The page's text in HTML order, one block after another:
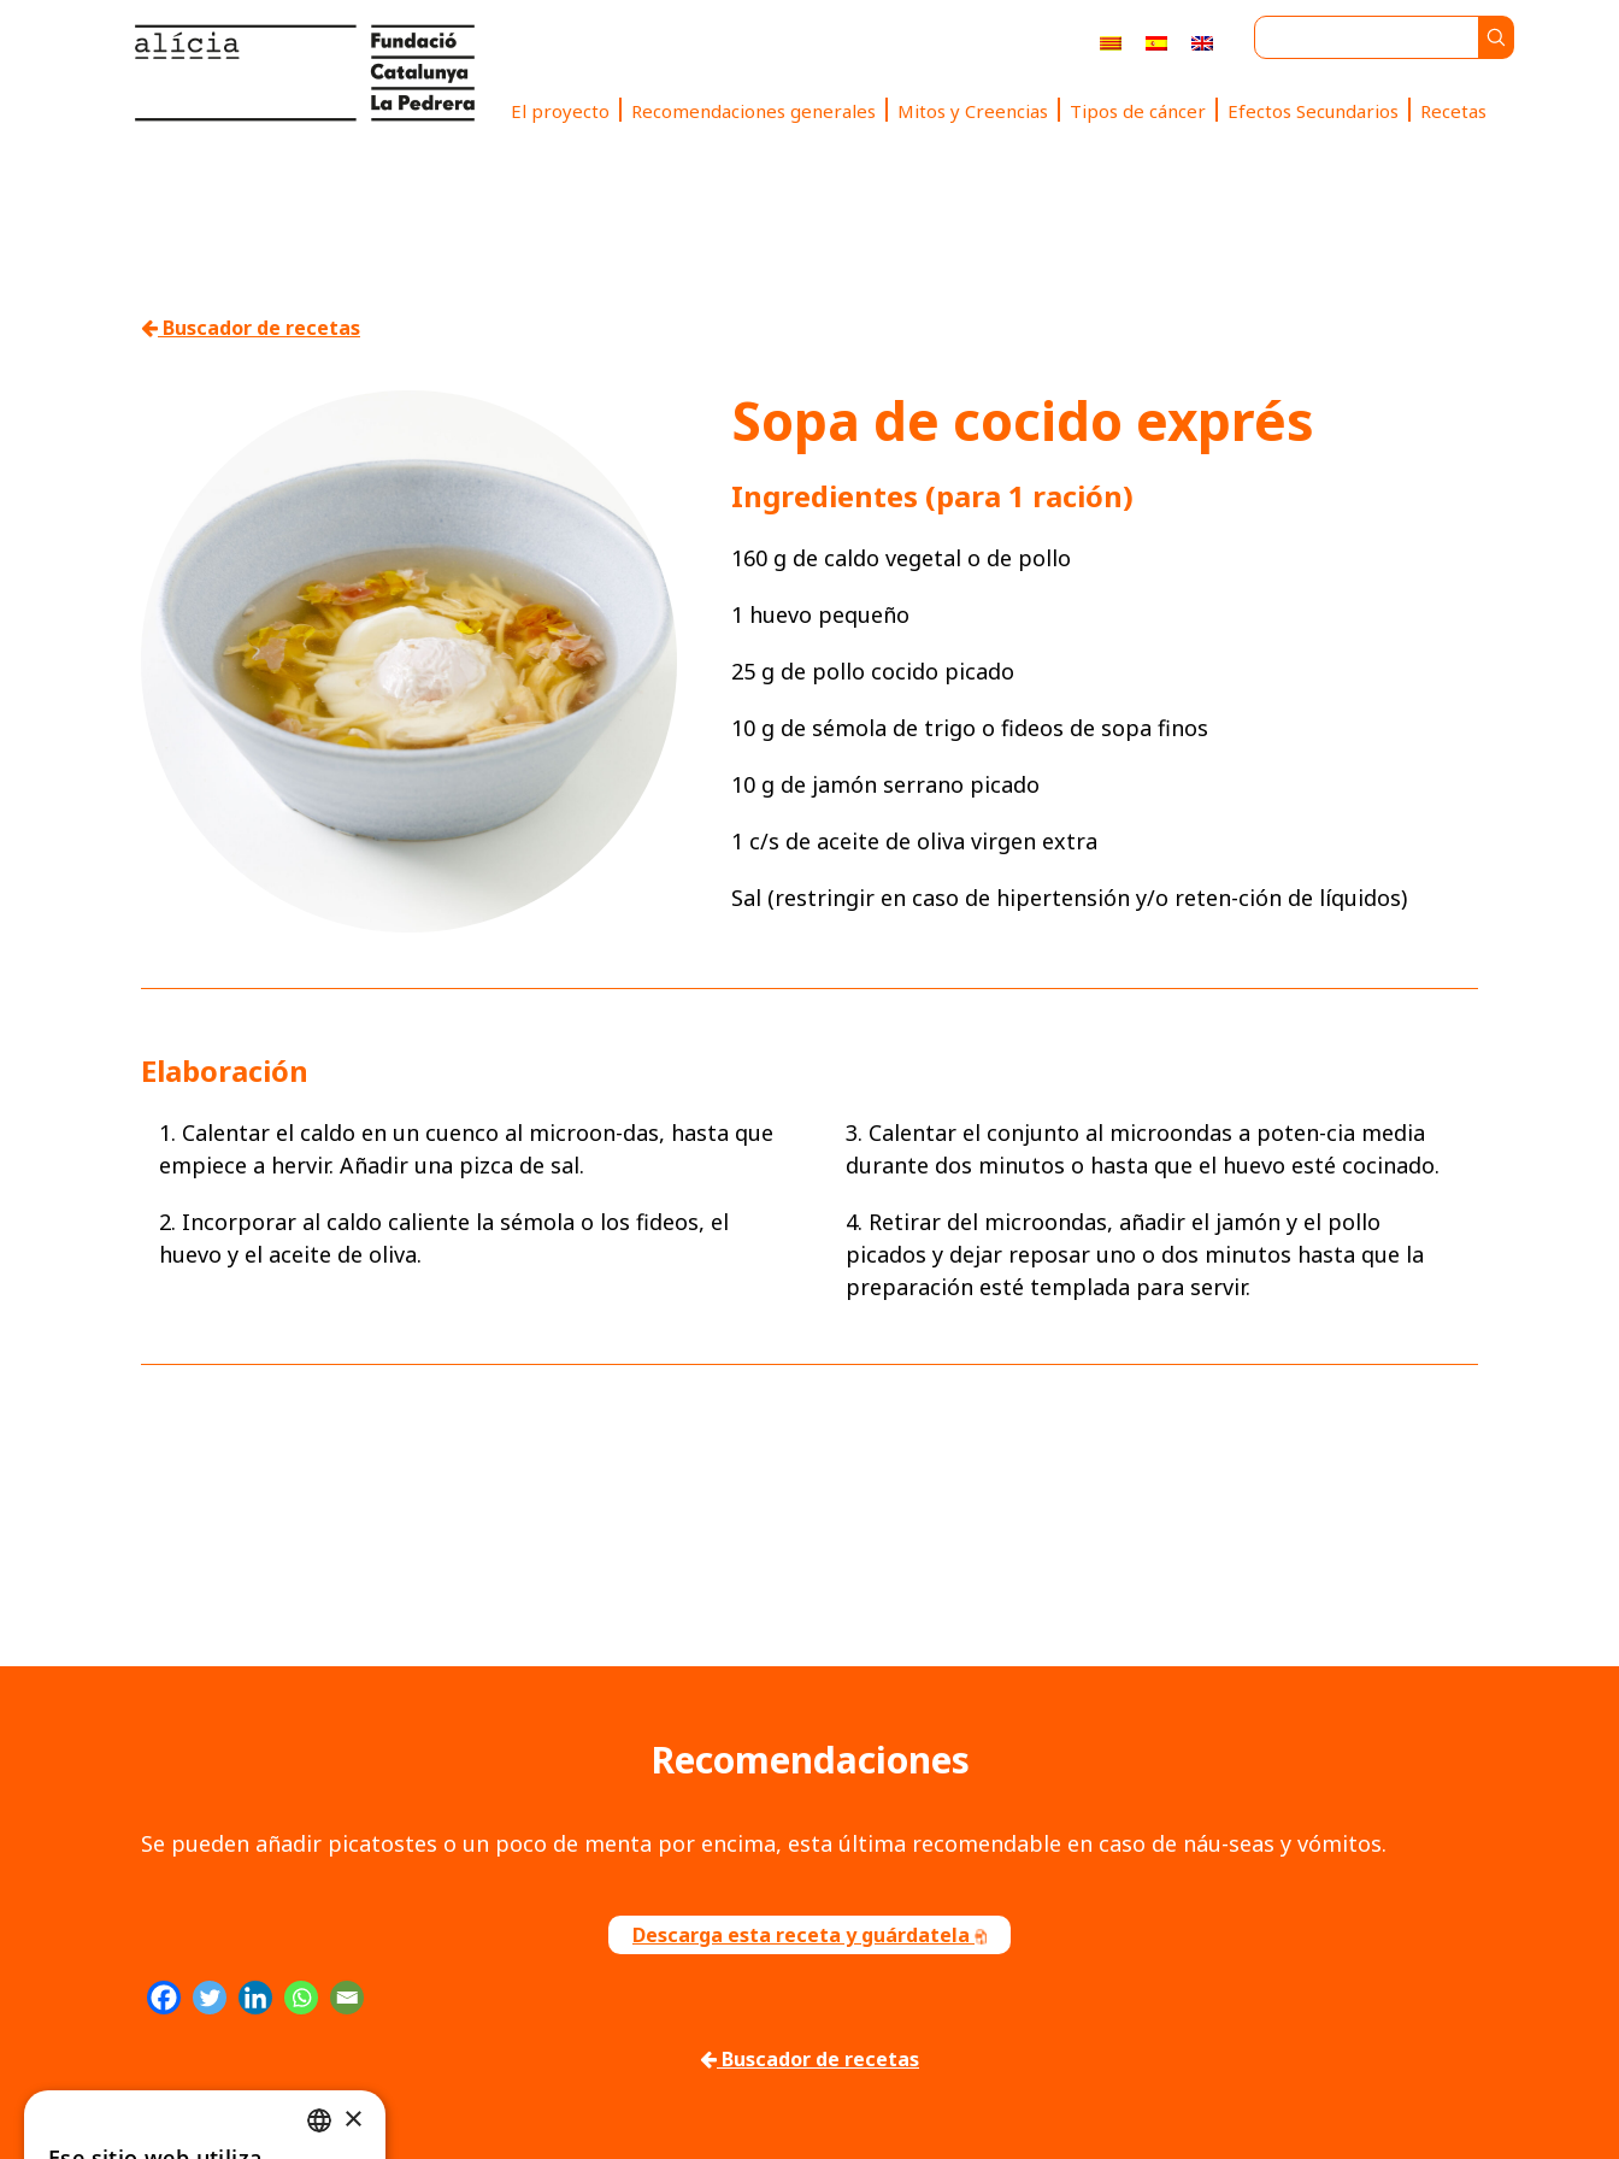
El proyecto Recomendaciones generales Mitos y Creencias Tipos de cáncer Efectos Secundarios Recetas
Buscador de recetas
Sopa de cocido exprés
Ingredientes (para 1 ración)
160 g de caldo vegetal o de pollo
1 huevo pequeño
25 g de pollo cocido picado
10 g de sémola de trigo o fideos de sopa finos
10 g de jamón serrano picado
1 c/s de aceite de oliva virgen extra
Sal (restringir en caso de hipertensión y/o reten-ción de líquidos)
Elaboración
1. Calentar el caldo en un cuenco al microon-das, hasta que
empiece a hervir. Añadir una pizca de sal.
2. Incorporar al caldo caliente la sémola o los fideos, el
huevo y el aceite de oliva.
3. Calentar el conjunto al microondas a poten-cia media
durante dos minutos o hasta que el huevo esté cocinado.
4. Retirar del microondas, añadir el jamón y el pollo
picados y dejar reposar uno o dos minutos hasta que la
preparación esté templada para servir.
Recomendaciones
Se pueden añadir picatostes o un poco de menta por encima, esta última recomendable en caso de náu-seas y vómitos.
Descarga esta receta y guárdatela
Buscador de recetas
×